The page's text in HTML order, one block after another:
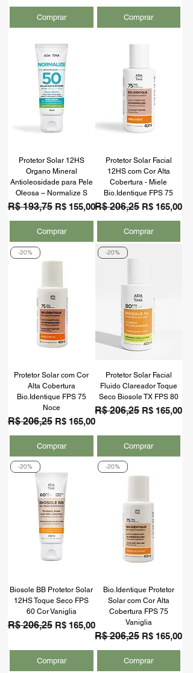
Comprar Comprar
Protetor Solar 12HS
Organo Mineral
Antioleosidade para Pele
Oleosa – Normalize S
Preço normal
R$ 193,75 Preço promocional
R$ 155,00
Comprar
Protetor Solar Facial
12HS com Cor Alta
Cobertura - Miele
Bio.Identique FPS 75
Preço normal
R$ 206,25 Preço
R$ 165,00
Comprar
-20%
Protetor Solar com Cor
Alta Cobertura
Bio.Identique FPS 75
Noce
Preço normal
R$ 206,25 Preço promocional
R$ 165,00
Comprar
-20%
Protetor Solar Facial
Fluido Clareador Toque
Seco Biosole TX FPS 80
Preço normal
R$ 206,25 Preço
R$ 165,00
Comprar
-20%
Biosole BB Protetor Solar
12HS Toque Seco FPS
60 Cor Vaniglia
Preço normal
R$ 206,25 Preço promocional
R$ 165,00
Comprar
-20%
Bio.Identique Protetor
Solar com Cor Alta
Cobertura FPS 75
Vaniglia
Preço normal
R$ 206,25 Preço
R$ 165,00
Comprar